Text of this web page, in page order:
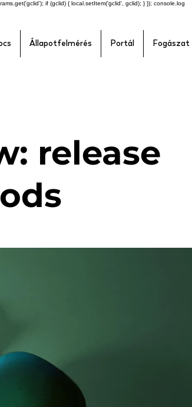
if (gclid) { local.setItem('gclid', gclid); } }); console.log
Állapotfelmérés Portál Fogászat
release